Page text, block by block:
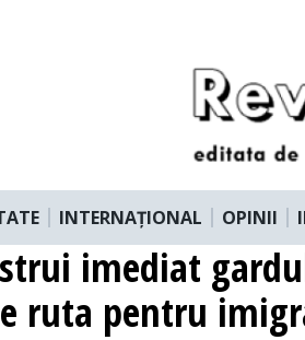
INTERNAȚIONAL OPINII
imediat
ruta pentru